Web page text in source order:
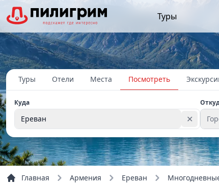
Туры
Туры Отели Места Посмотреть
Куда
Ереван ✕
Главная Армения Ереван